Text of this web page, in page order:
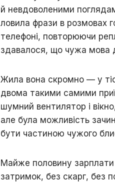
й невдоволеними
ловила фрази в розмовах
телефоні, повторюючи
здавалося, що чужа мова
Жила вона скромно — у
двома такими самими
шумний вентилятор і
але була можливість
бути частиною чужого
Майже половину
затримок, без скарг, без